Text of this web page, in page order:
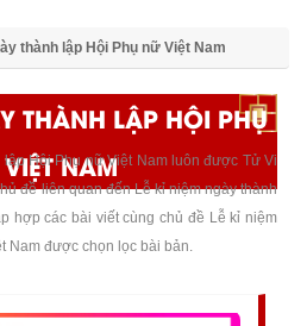
thành lập Hội Phụ nữ Việt Nam
THÀNH LẬP HỘI PHỤ
NAM
Hội Phụ nữ Việt Nam luôn được Tử Vi
đề liên quan đến Lễ kỉ niệm ngày thành
hợp các bài viết cùng chủ đề Lễ kỉ niệm
Nam được chọn lọc bài bản.